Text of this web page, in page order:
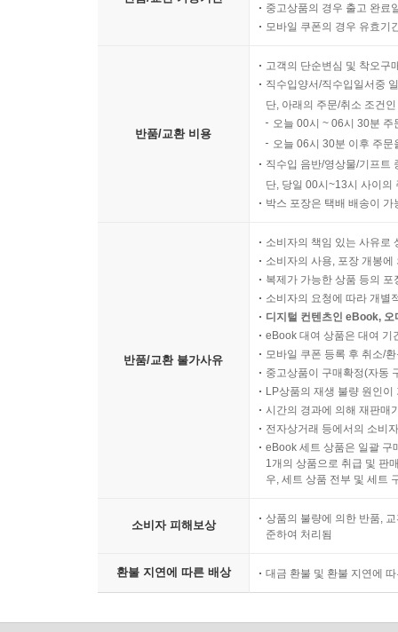
중고상품의 경우 출고 완료
모바일 쿠폰의 경우 유효기
반품/교환 비용
고객의 단순변심 및 착오구
직수입양서/직수입일서중
단, 아래의 주문/취소 조건
오늘 00시 ~ 06시 30분
오늘 06시 30분 이후 주
직수입 음반/영상물/기프트
단, 당일 00시~13시 사이의
박스 포장은 택배 배송이
반품/교환 불가사유
소비자의 책임 있는 사유로
소비자의 사용, 포장 개봉
복제가 가능한 상품 등의
소비자의 요청에 따라 개별
디지털 컨텐츠인 eBook,
eBook 대여 상품은 대여 기
모바일 쿠폰 등록 후 취소/
중고상품이 구매확정(자동
LP상품의 재생 불량 원인
시간의 경과에 의해 재판매
전자상거래 등에서의 소비
eBook 세트 상품은 일괄 구
1개의 상품으로 취급 및 판
우, 세트 상품 전부 및 세트
소비자 피해보상
상품의 불량에 의한 반품,
준하여 처리됨
환불 지연에 따른 배상 대금 환불 및 환불 지연에